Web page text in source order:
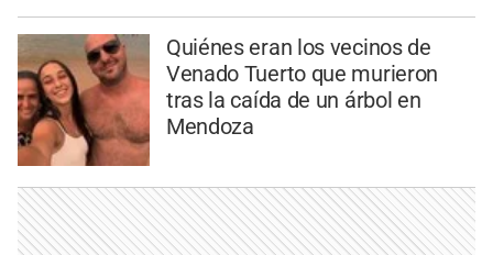
Quiénes eran los vecinos de
Venado Tuerto que murieron
tras la caída de un árbol en
Mendoza